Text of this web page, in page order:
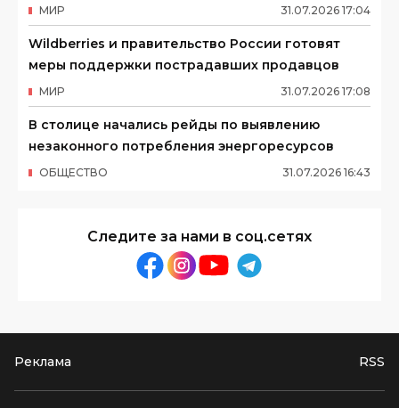
31.07.2026 17:04
МИР
Wildberries и правительство России готовят
меры поддержки пострадавших продавцов
31.07.2026 17:08
МИР
В столице начались рейды по выявлению
незаконного потребления энергоресурсов
31.07.2026 16:43
ОБЩЕСТВО
Следите за нами в соц.сетях
Реклама RSS